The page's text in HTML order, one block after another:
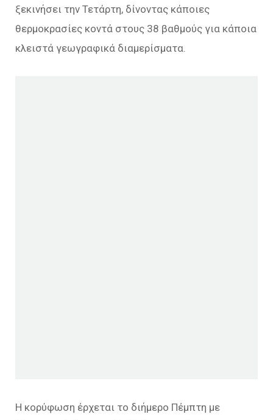
ξεκινήσει την Τετάρτη, δίνοντας κάποιες
θερμοκρασίες κοντά στους 38 βαθμούς για κάποια
κλειστά γεωγραφικά διαμερίσματα.
Η κορύφωση έρχεται το διήμερο Πέμπτη με